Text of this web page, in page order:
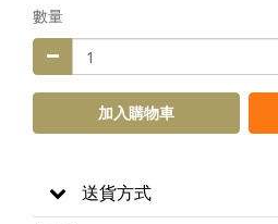
數量
加入購物車
送貨方式